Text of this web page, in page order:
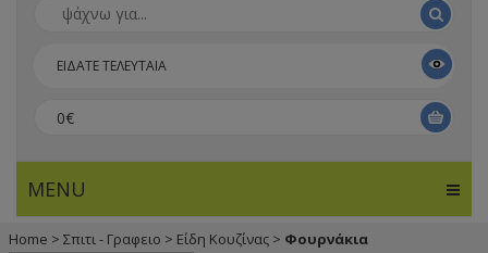
ΕΙΔΑΤΕ ΤΕΛΕΥΤΑΙΑ
0€
MENU
Home > Σπιτι - Γραφειο > Είδη Κουζίνας > Φουρνάκια